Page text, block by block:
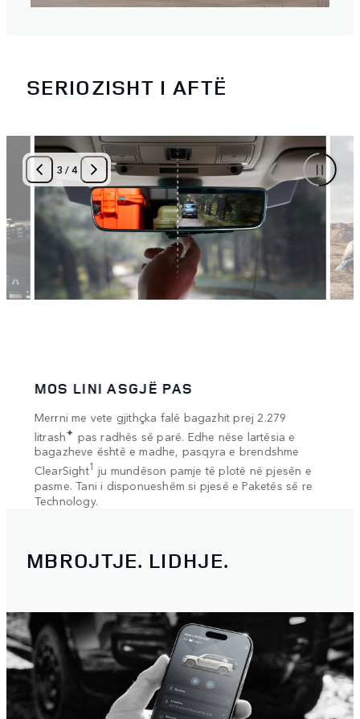
SERIOZISHT I AFTË
3 /4
MOS LINI ASGJË PAS
Merrni me vete gjithçka falë bagazhit prej 2.279
litrash✦ pas radhës së parë. Edhe nëse lartësia e
bagazheve është e madhe, pasqyra e brendshme
ClearSight1 ju mundëson pamje të plotë në pjesën e
pasme. Tani i disponueshëm si pjesë e Paketës së re
Technology.
MBROJTJE. LIDHJE.